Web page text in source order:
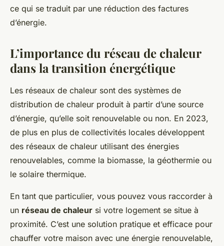
ce qui se traduit par une réduction des factures
d’énergie.
L’importance du réseau de chaleur
dans la transition énergétique
Les réseaux de chaleur sont des systèmes de
distribution de chaleur produit à partir d’une source
d’énergie, qu’elle soit renouvelable ou non. En 2023,
de plus en plus de collectivités locales développent
des réseaux de chaleur utilisant des énergies
renouvelables, comme la biomasse, la géothermie ou
le solaire thermique.
En tant que particulier, vous pouvez vous raccorder à
un réseau de chaleur si votre logement se situe à
proximité. C’est une solution pratique et efficace pour
chauffer votre maison avec une énergie renouvelable,